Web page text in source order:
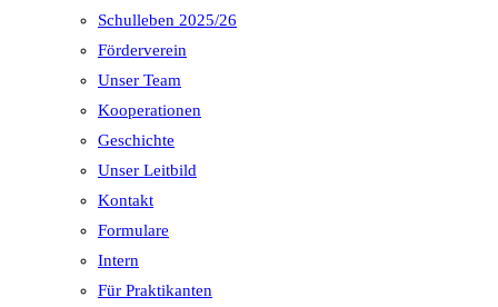
Schulleben 2025/26
Förderverein
Unser Team
Kooperationen
Geschichte
Unser Leitbild
Kontakt
Formulare
Intern
Für Praktikanten